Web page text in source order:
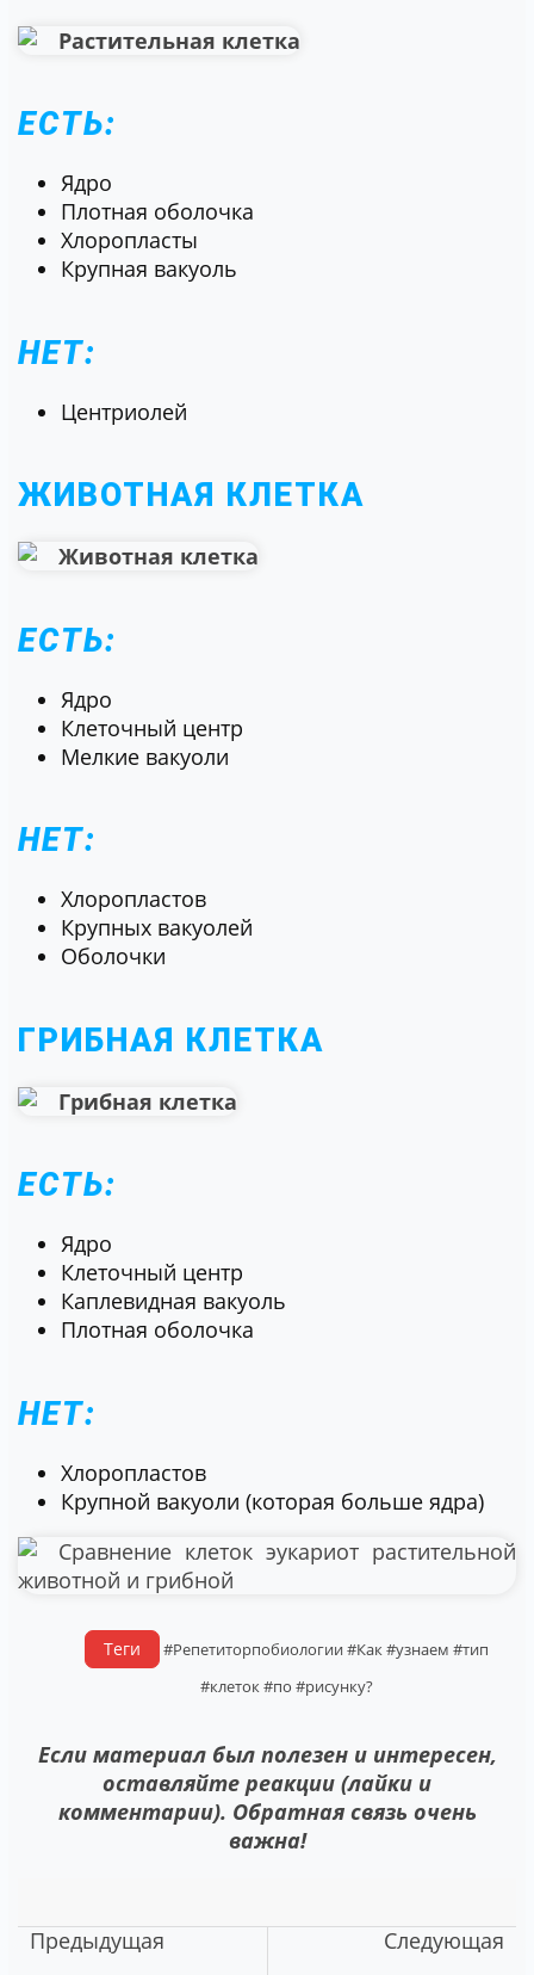
ЕСТЬ:
Ядро
Плотная оболочка
Хлоропласты
Крупная вакуоль
НЕТ:
Центриолей
ЖИВОТНАЯ КЛЕТКА
ЕСТЬ:
Ядро
Клеточный центр
Мелкие вакуоли
НЕТ:
Хлоропластов
Крупных вакуолей
Оболочки
ГРИБНАЯ КЛЕТКА
ЕСТЬ:
Ядро
Клеточный центр
Каплевидная вакуоль
Плотная оболочка
НЕТ:
Хлоропластов
Крупной вакуоли (которая больше ядра)
Теги #Репетиторпобиологии#Как#узнаем #тип
#клеток#по #рисунку?
Если материал был полезен и интересен,
оставляйте реакции (лайки и
комментарии). Обратная связь очень
важна!
Предыдущая Следующая